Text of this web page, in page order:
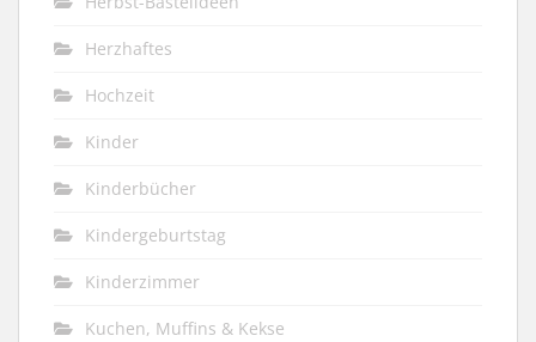
Herzhaftes
Hochzeit
Kinder
Kinderbücher
Kindergeburtstag
Kinderzimmer
Kuchen, Muffins & Kekse